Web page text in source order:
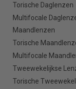
Torische Daglenzen
Multifocale
Maandlenzen
Torische
Multifocale
Tweewekelijkse
Torische